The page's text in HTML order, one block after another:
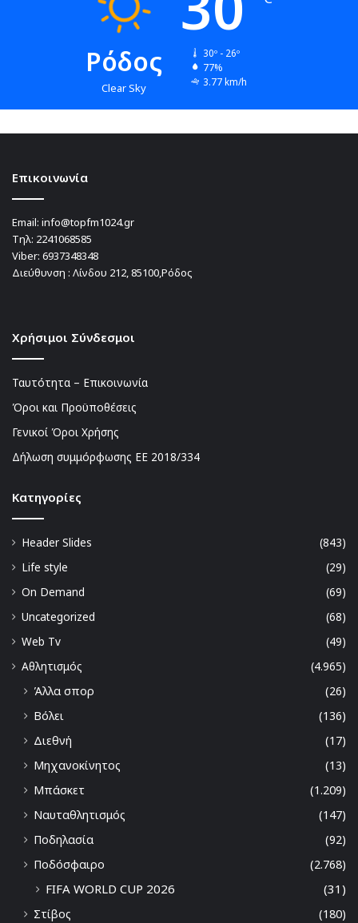
Ρόδος
Clear Sky
30º - 26º
77%
3.77 km/h
Επικοινωνία
Email: info@topfm1024.gr
Τηλ: 2241068585
Viber: 6937348348
Διεύθυνση : Λίνδου 212, 85100,Ρόδος
Χρήσιμοι Σύνδεσμοι
Ταυτότητα – Επικοινωνία
Όροι και Προϋποθέσεις
Γενικοί Όροι Χρήσης
Δήλωση συμμόρφωσης ΕΕ 2018/334
Kατηγορίες
Header Slides
(843)
Life style
(29)
On Demand
(69)
Uncategorized
(68)
Web Tv
(49)
Αθλητισμός
(4.965)
Άλλα σπορ
(26)
Βόλει
(136)
Διεθνή
(17)
Μηχανοκίνητος
(13)
Μπάσκετ
(1.209)
Ναυταθλητισμός
(147)
Ποδηλασία
(92)
Ποδόσφαιρο
(2.768)
FIFA WORLD CUP 2026 (31)
Στίβος
(180)